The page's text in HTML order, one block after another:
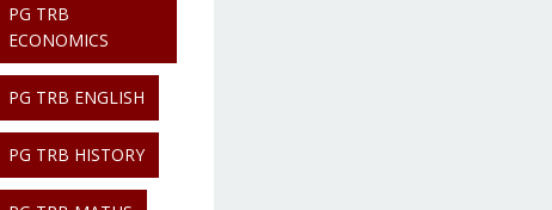
PG TRB
ECONOMICS
PG TRB ENGLISH
PG TRB HISTORY